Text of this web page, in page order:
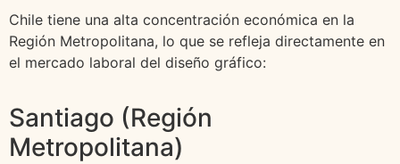
Chile tiene una alta concentración económica en la
Región Metropolitana, lo que se refleja directamente en
el mercado laboral del diseño gráfico:
Santiago (Región
Metropolitana)